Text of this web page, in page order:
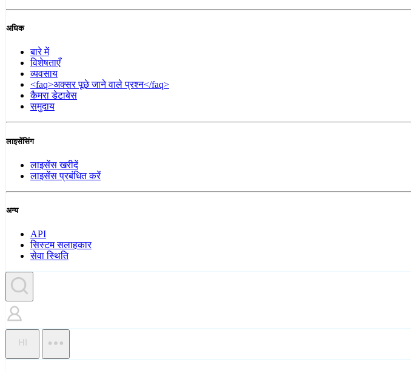
अधिक
बारे में
विशेषताएँ
व्यवसाय
<faq>अक्सर पूछे जाने वाले प्रश्न</faq>
कैमरा डेटाबेस
समुदाय
लाइसेंसिंग
लाइसेंस खरीदें
लाइसेंस प्रबंधित करें
अन्य
API
सिस्टम सलाहकार
सेवा स्थिति
HI